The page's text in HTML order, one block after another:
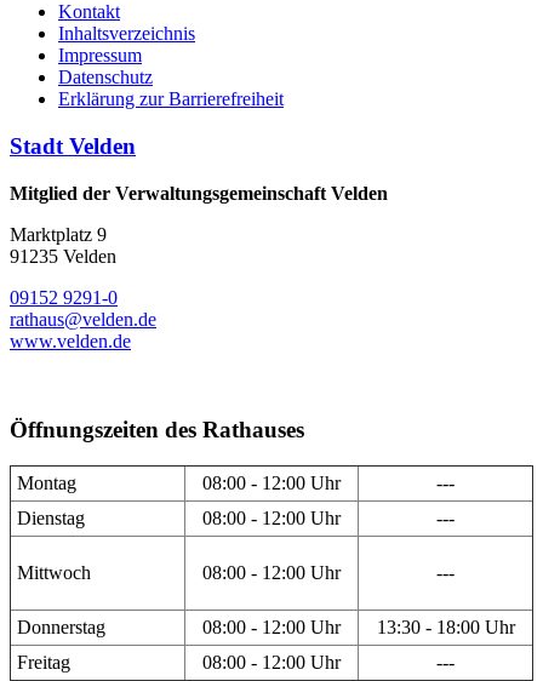
Kontakt
Inhaltsverzeichnis
Impressum
Datenschutz
Erklärung zur Barrierefreiheit
Stadt Velden
Mitglied der Verwaltungsgemeinschaft Velden
Marktplatz 9
91235 Velden
09152 9291-0
rathaus@velden.de
www.velden.de
Öffnungszeiten des Rathauses
Montag 08:00 - 12:00 Uhr
---
Dienstag
08:00 - 12:00 Uhr ---
Mittwoch 08:00 - 12:00 Uhr ---
Donnerstag 08:00 - 12:00 Uhr
13:30 - 18:00 Uhr
Freitag
08:00 - 12:00 Uhr ---